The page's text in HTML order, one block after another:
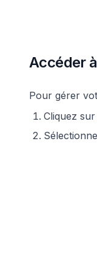
Accéder
Pour gérer
Cliquez